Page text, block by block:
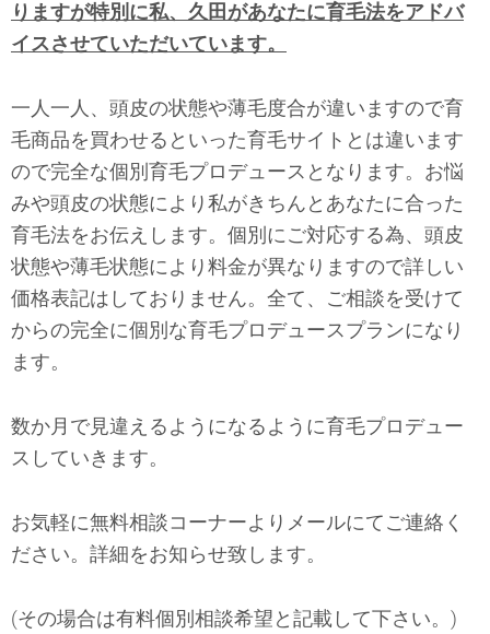
りますが特別に私、久田があなたに育毛法をアドバ
イスさせていただいています。
一人一人、頭皮の状態や薄毛度合が違いますので育
毛商品を買わせるといった育毛サイトとは違います
ので完全な個別育毛プロデュースとなります。お悩
みや頭皮の状態により私がきちんとあなたに合った
育毛法をお伝えします。個別にご対応する為、頭皮
状態や薄毛状態により料金が異なりますので詳しい
価格表記はしておりません。全て、ご相談を受けて
からの完全に個別な育毛プロデュースプランになり
ます。
数か月で見違えるようになるように育毛プロデュー
スしていきます。
お気軽に無料相談コーナーよりメールにてご連絡く
ださい。詳細をお知らせ致します。
(その場合は有料個別相談希望と記載して下さい。)